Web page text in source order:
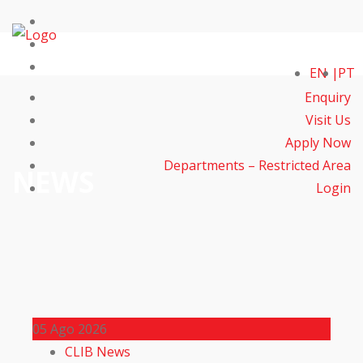
Enquiry
Visit Us
Apply Now
Departments – Restricted Area
Login
EN PT
NEWS
05 Ago 2026
CLIB News